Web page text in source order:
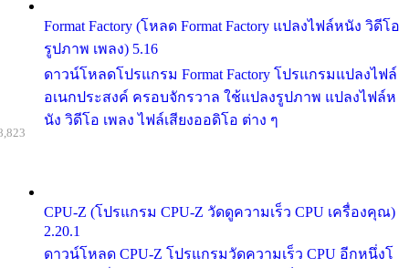
Format Factory (โหลด Format Factory แปลงไฟล์หนัง วิดีโอ
รูปภาพ เพลง) 5.16
ดาวน์โหลดโปรแกรม Format Factory โปรแกรมแปลงไฟล์
อเนกประสงค์ ครอบจักรวาล ใช้แปลงรูปภาพ แปลงไฟล์ห
นัง วิดีโอ เพลง ไฟล์เสียงออดิโอ ต่าง ๆ
CPU-Z (โปรแกรม CPU-Z วัดดูความเร็ว CPU เครื่องคุณ)
2.20.1
ดาวน์โหลด CPU-Z โปรแกรมวัดความเร็ว CPU อีกหนึ่งโ